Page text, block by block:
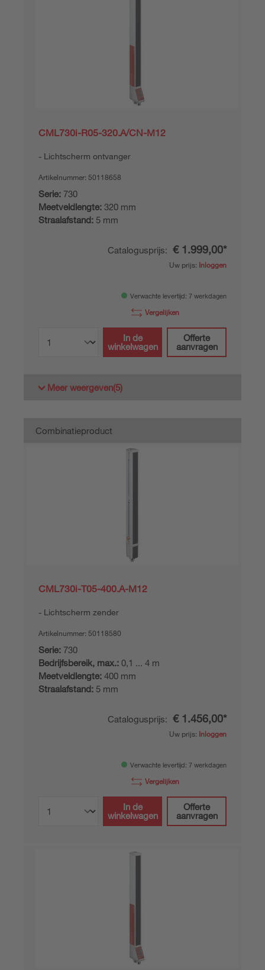
CML730i-R05-320.A/CN-M12
Lichtscherm ontvanger
Artikelnummer: 50118658
Serie: 730
Meetveldlengte: 320 mm
Straalafstand: 5 mm
Catalogusprijs: € 1.999,00*
Uw prijs: Inloggen
Verwachte levertijd: 7 werkdagen
Vergelijken
In de
winkelwagen
Offerte
aanvragen
Meer weergeven(5)
Combinatieproduct
CML730i-T05-400.A-M12
Lichtscherm zender
Artikelnummer: 50118580
Serie: 730
Bedrijfsbereik, max.: 0,1 ... 4 m
Meetveldlengte: 400 mm
Straalafstand: 5 mm
Catalogusprijs: € 1.456,00*
Uw prijs: Inloggen
Verwachte levertijd: 7 werkdagen
Vergelijken
In de
winkelwagen
Offerte
aanvragen